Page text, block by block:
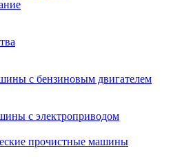
с бензиновым двигателем
с электроприводом
прочистные машины